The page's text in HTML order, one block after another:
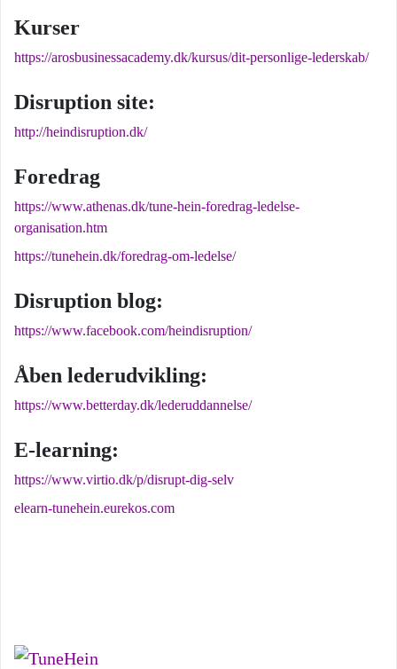
Kurser
https://arosbusinessacademy.dk/kursus/dit-personlige-lederskab/
Disruption site:
http://heindisruption.dk/
Foredrag
https://www.athenas.dk/tune-hein-foredrag-ledelse-
organisation.htm
https://tunehein.dk/foredrag-om-ledelse/
Disruption blog:
https://www.facebook.com/heindisruption/
Åben lederudvikling:
https://www.betterday.dk/lederuddannelse/
E-learning:
https://www.virtio.dk/p/disrupt-dig-selv
elearn-tunehein.eurekos.com